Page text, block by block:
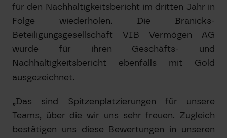
für den Nachhaltigkeitsbericht im dritten Jahr in
Folge wiederholen. Die Branicks-
Beteiligungsgesellschaft VIB Vermögen AG
wurde für ihren Geschäfts- und
Nachhaltigkeitsbericht ebenfalls mit Gold
ausgezeichnet.
„Das sind Spitzenplatzierungen für unsere
Teams, über die wir uns sehr freuen. Zugleich
bestätigen uns diese Bewertungen in unseren